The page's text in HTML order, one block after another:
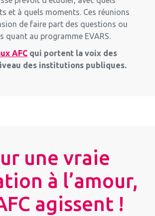
et à quels moments. Ces réunions
de faire part des questions ou
quant au programme EVARS.
AFC qui portent la voix des
des institutions publiques.
une vraie
à l’amour,
agissent !